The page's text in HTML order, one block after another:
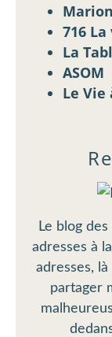
Le blog
adresses à
adresses,
partager
716 La
La
ASOM
Le Vie